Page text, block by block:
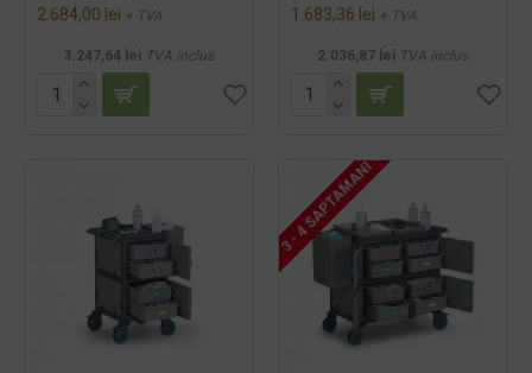
2.684,00 lei + TVA
3.247,64 lei TVA inclus
1.683,36 lei + TVA
2.036,87 lei TVA inclus
3 - 4 SAPTAMANI